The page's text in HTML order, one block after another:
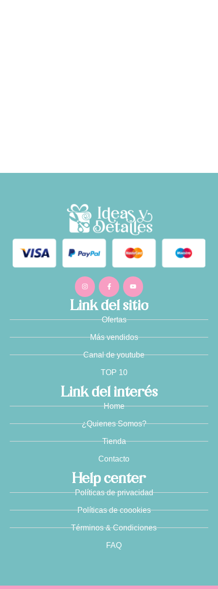
Link del sitio
Ofertas
Más vendidos
Canal de youtube
TOP 10
Link del interés
Home
¿Quienes Somos?
Tienda
Contacto
Help center
Políticas de privacidad
Políticas de coookies
Términos & Condiciones
FAQ